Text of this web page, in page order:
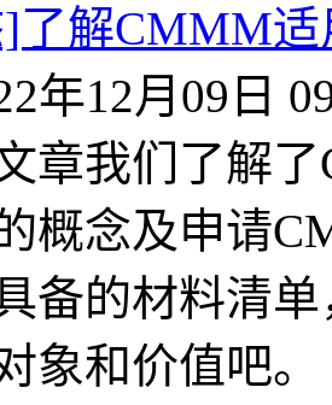
了解CMMM
年12月09日
章我们了解
概念及申请
备的材料清
象和价值吧。